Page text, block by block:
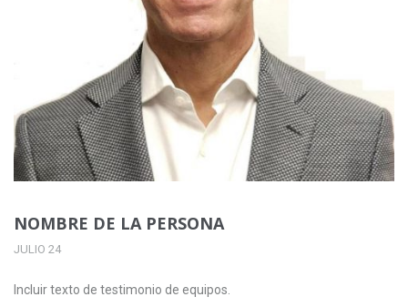
NOMBRE DE LA PERSONA
JULIO 24
Incluir texto de testimonio de equipos.